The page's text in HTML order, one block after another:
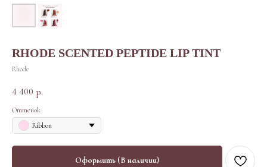
RHODE SCENTED PEPTIDE LIP TINT
Rhode
4 400 р.
Оттенок
Ribbon
Оформить (В наличии)